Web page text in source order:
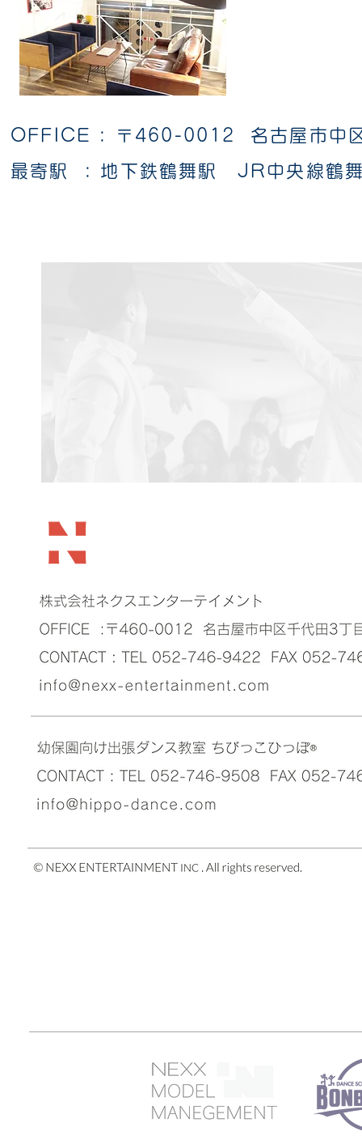
OFFICE : 〒460-0012 名古屋市中
最寄駅 : 地下鉄鶴舞駅 JR中央線鶴